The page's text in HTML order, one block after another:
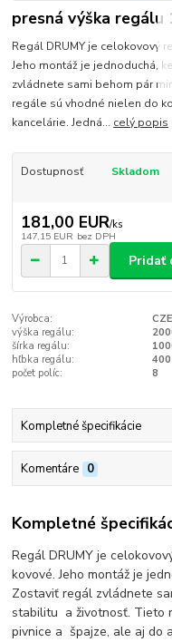
presná výška regálu
Regál DRUMY je celokovový
Jeho montáž je jednoduchá,
zvládnete sami behom pár
regále sú vhodné nielen do
kancelárie. Jedná... celý popis
Dostupnosť Skladom
181,00 EUR/ks
147,15 EUR bez DPH
Pridať
Výrobca:
výška regálu:
šírka regálu:
hľbka regálu:
400
počet políc:
8
Kompletné špecifikácie
Komentáre 0
Kompletné
Regál DRUMY je
kovové. Jeho montáž je
Zostaviť regál zvládnete
stabilitu a životnosť. Tieto
pivnice a špajze, ale aj do